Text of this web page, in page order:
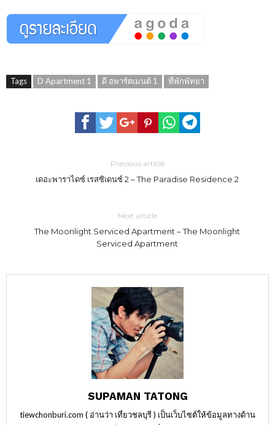
Tags D Apartment 1 ดี อพาร์ตเมนต์ 1 ที่พักพัทยา
Previous article
เดอะพาราไดซ์ เรสซิเดนซ์ 2 – The Paradise Residence 2
Next article
The Moonlight Serviced Apartment – The Moonlight
Serviced Apartment
SUPAMAN TATONG
tiewchonburi.com ( อ่านว่า เที่ยวชลบุรี ) เป็นเว็บไซต์ให้ข้อมูลทางด้าน